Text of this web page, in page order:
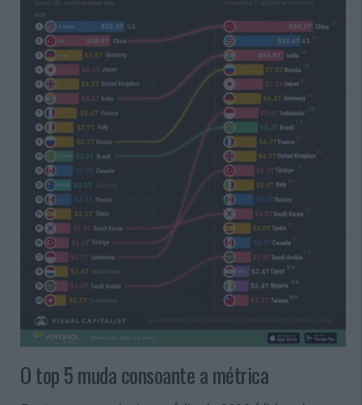
O top 5 muda consoante a métrica